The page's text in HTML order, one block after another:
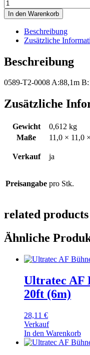
In den Warenkorb
Beschreibung
Zusätzliche
Beschreibung
0589-T2-0008 A:88,1m
Zusätzliche
Gewicht
0,612 kg
Maße
11,0 × 11,0
Verkauf ja
Preisangabe pro Stk.
related products
Ähnliche
Ultratec AF
20ft (6m)
28,11 €
Verkauf
In den Warenkorb